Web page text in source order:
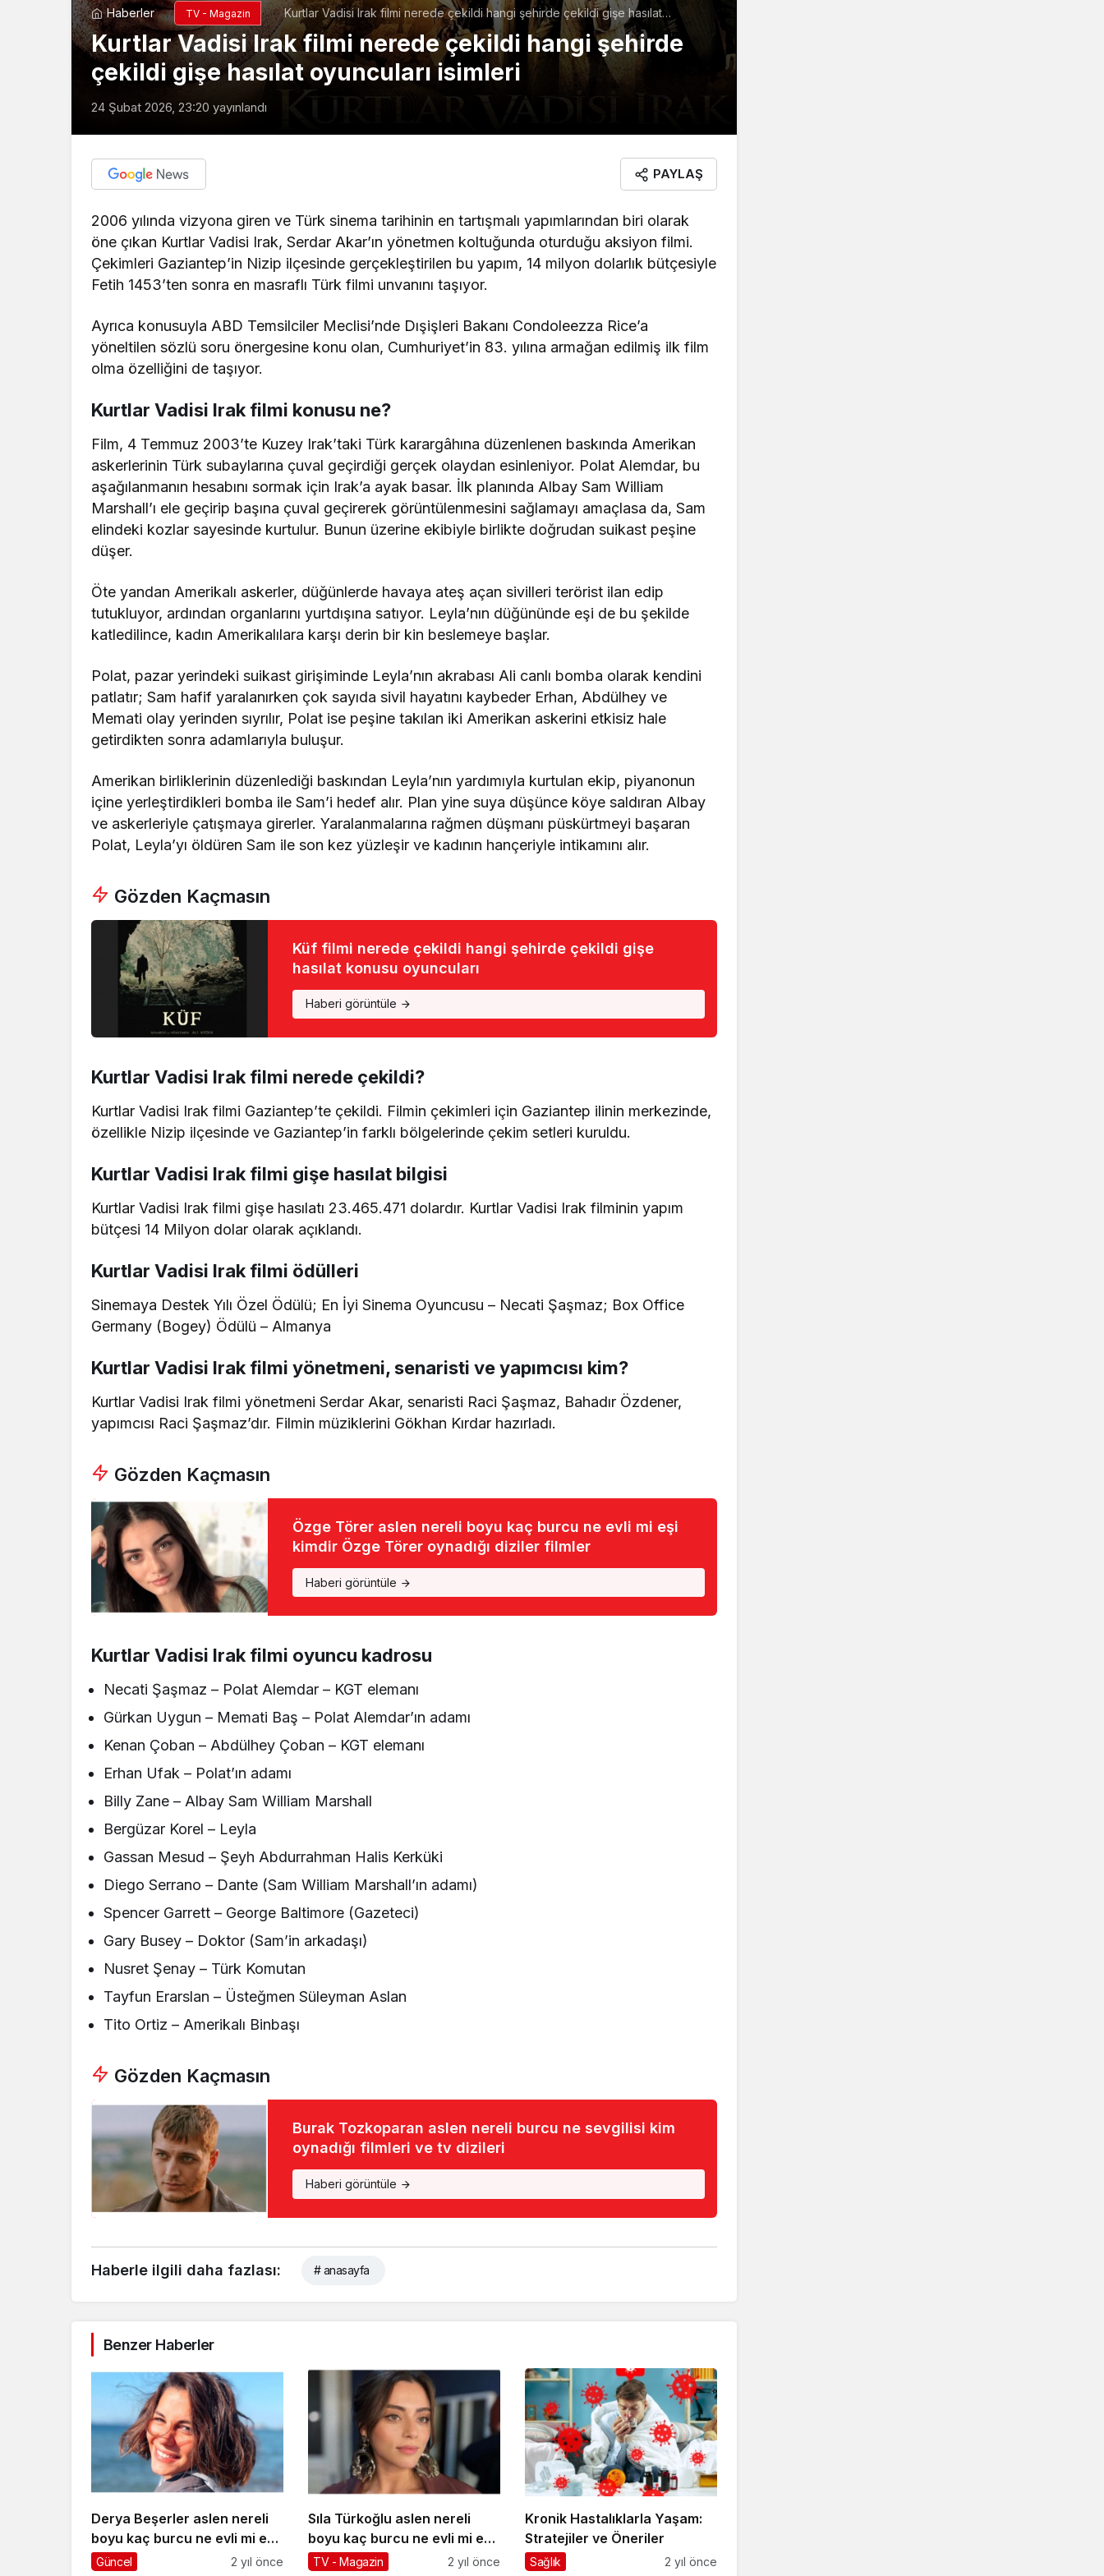
Haberler TV - Magazin
Kurtlar Vadisi Irak filmi nerede çekildi hangi şehirde çekildi gişe hasılat
oyuncuları isimleri
Kurtlar Vadisi Irak filmi nerede çekildi hangi şehirde
çekildi gişe hasılat oyuncuları isimleri
24 Şubat 2026, 23:20 yayınlandı
PAYLAŞ
2006 yılında vizyona giren ve Türk sinema tarihinin en tartışmalı yapımlarından biri olarak
öne çıkan Kurtlar Vadisi Irak, Serdar Akar’ın yönetmen koltuğunda oturduğu aksiyon filmi.
Çekimleri Gaziantep’in Nizip ilçesinde gerçekleştirilen bu yapım, 14 milyon dolarlık bütçesiyle
Fetih 1453’ten sonra en masraflı Türk filmi unvanını taşıyor.
Ayrıca konusuyla ABD Temsilciler Meclisi’nde Dışişleri Bakanı Condoleezza Rice’a
yöneltilen sözlü soru önergesine konu olan, Cumhuriyet’in 83. yılına armağan edilmiş ilk film
olma özelliğini de taşıyor.
Kurtlar Vadisi Irak filmi konusu ne?
Film, 4 Temmuz 2003’te Kuzey Irak’taki Türk karargâhına düzenlenen baskında Amerikan
askerlerinin Türk subaylarına çuval geçirdiği gerçek olaydan esinleniyor. Polat Alemdar, bu
aşağılanmanın hesabını sormak için Irak’a ayak basar. İlk planında Albay Sam William
Marshall’ı ele geçirip başına çuval geçirerek görüntülenmesini sağlamayı amaçlasa da, Sam
elindeki kozlar sayesinde kurtulur. Bunun üzerine ekibiyle birlikte doğrudan suikast peşine
düşer.
Öte yandan Amerikalı askerler, düğünlerde havaya ateş açan sivilleri terörist ilan edip
tutukluyor, ardından organlarını yurtdışına satıyor. Leyla’nın düğününde eşi de bu şekilde
katledilince, kadın Amerikalılara karşı derin bir kin beslemeye başlar.
Polat, pazar yerindeki suikast girişiminde Leyla’nın akrabası Ali canlı bomba olarak kendini
patlatır; Sam hafif yaralanırken çok sayıda sivil hayatını kaybeder Erhan, Abdülhey ve
Memati olay yerinden sıyrılır, Polat ise peşine takılan iki Amerikan askerini etkisiz hale
getirdikten sonra adamlarıyla buluşur.
Amerikan birliklerinin düzenlediği baskından Leyla’nın yardımıyla kurtulan ekip, piyanonun
içine yerleştirdikleri bomba ile Sam’i hedef alır. Plan yine suya düşünce köye saldıran Albay
ve askerleriyle çatışmaya girerler. Yaralanmalarına rağmen düşmanı püskürtmeyi başaran
Polat, Leyla’yı öldüren Sam ile son kez yüzleşir ve kadının hançeriyle intikamını alır.
Gözden Kaçmasın
Küf filmi nerede çekildi hangi şehirde çekildi gişe
hasılat konusu oyuncuları
Haberi görüntüle
Kurtlar Vadisi Irak filmi nerede çekildi?
Kurtlar Vadisi Irak filmi Gaziantep’te çekildi. Filmin çekimleri için Gaziantep ilinin merkezinde,
özellikle Nizip ilçesinde ve Gaziantep’in farklı bölgelerinde çekim setleri kuruldu.
Kurtlar Vadisi Irak filmi gişe hasılat bilgisi
Kurtlar Vadisi Irak filmi gişe hasılatı 23.465.471 dolardır. Kurtlar Vadisi Irak filminin yapım
bütçesi 14 Milyon dolar olarak açıklandı.
Kurtlar Vadisi Irak filmi ödülleri
Sinemaya Destek Yılı Özel Ödülü; En İyi Sinema Oyuncusu – Necati Şaşmaz; Box Office
Germany (Bogey) Ödülü – Almanya
Kurtlar Vadisi Irak filmi yönetmeni, senaristi ve yapımcısı kim?
Kurtlar Vadisi Irak filmi yönetmeni Serdar Akar, senaristi Raci Şaşmaz, Bahadır Özdener,
yapımcısı Raci Şaşmaz’dır. Filmin müziklerini Gökhan Kırdar hazırladı.
Gözden Kaçmasın
Özge Törer aslen nereli boyu kaç burcu ne evli mi eşi
kimdir Özge Törer oynadığı diziler filmler
Haberi görüntüle
Kurtlar Vadisi Irak filmi oyuncu kadrosu
Necati Şaşmaz – Polat Alemdar – KGT elemanı
Gürkan Uygun – Memati Baş – Polat Alemdar’ın adamı
Kenan Çoban – Abdülhey Çoban – KGT elemanı
Erhan Ufak – Polat’ın adamı
Billy Zane – Albay Sam William Marshall
Bergüzar Korel – Leyla
Gassan Mesud – Şeyh Abdurrahman Halis Kerküki
Diego Serrano – Dante (Sam William Marshall’ın adamı)
Spencer Garrett – George Baltimore (Gazeteci)
Gary Busey – Doktor (Sam’in arkadaşı)
Nusret Şenay – Türk Komutan
Tayfun Erarslan – Üsteğmen Süleyman Aslan
Tito Ortiz – Amerikalı Binbaşı
Gözden Kaçmasın
Burak Tozkoparan aslen nereli burcu ne sevgilisi kim
oynadığı filmleri ve tv dizileri
Haberi görüntüle
Haberle ilgili daha fazlası: # anasayfa
Benzer Haberler
Derya Beşerler aslen nereli
boyu kaç burcu ne evli mi eşi
kim oynadığı filmleri ve tv
Güncel 2 yıl önce
Sıla Türkoğlu aslen nereli
boyu kaç burcu ne evli mi eşi
kimdir oynadığı filmleri ve tv
TV - Magazin 2 yıl önce
Kronik Hastalıklarla Yaşam:
Stratejiler ve Öneriler
Sağlık 2 yıl önce